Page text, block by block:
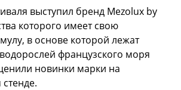
выступил бренд Mezolux by
которого имеет свою
в основе которой лежат
французского моря
новинки марки на